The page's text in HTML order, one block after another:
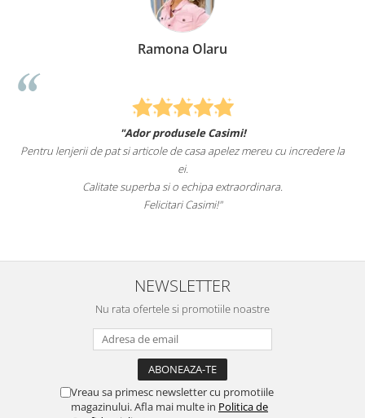
"Ador produsele Casimi!
pat si articole de casa apelez mereu cu incredere la
superba si o echipa extraordinara.
sunteti cei mai
NEWSLETTER
Nu rata ofertele si promotiile noastre
Vreau sa primesc newsletter cu promotiile
magazinului. Afla mai multe in Politica de